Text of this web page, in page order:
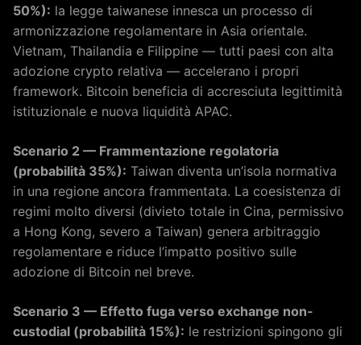
50%): la legge taiwanese innesca un processo di
armonizzazione regolamentare in Asia orientale.
Vietnam, Thailandia e Filippine — tutti paesi con alta
adozione crypto relativa — accelerano i propri
framework. Bitcoin beneficia di accresciuta legittimità
istituzionale e nuova liquidità APAC.
Scenario 2 — Frammentazione regolatoria
(probabilità 35%): Taiwan diventa un’isola normativa
in una regione ancora frammentata. La coesistenza di
regimi molto diversi (divieto totale in Cina, permissivo
a Hong Kong, severo a Taiwan) genera arbitraggio
regolamentare e riduce l’impatto positivo sulle
adozione di Bitcoin nel breve.
Scenario 3 — Effetto fuga verso exchange non-
custodial (probabilità 15%): le restrizioni spingono gli